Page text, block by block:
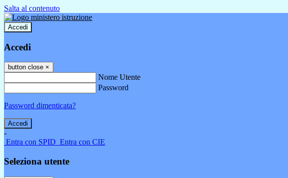
Salta al contenuto
Accedi
Accedi
button close ×
Nome Utente
Password
Password dimenticata?
-
Entra con SPID Entra con CIE
Seleziona utente